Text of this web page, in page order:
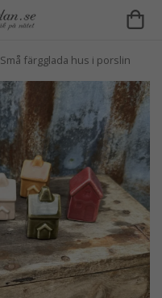
Små färgglada hus i porslin